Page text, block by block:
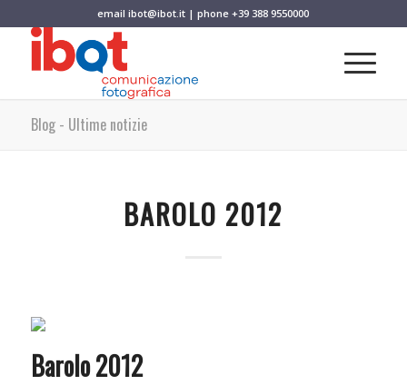
emailibot@ibot.it | phone+39 388 9550000
Blog - Ultime notizie
BAROLO 2012
Barolo 2012